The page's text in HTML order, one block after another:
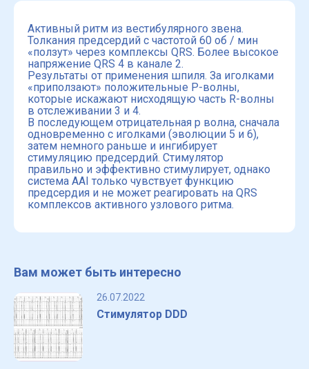
Активный ритм из вестибулярного звена.
Толкания предсердий с частотой 60 об / мин
«ползут» через комплексы QRS. Более высокое
напряжение QRS 4 в канале 2.
Результаты от применения шпиля. За иголками
«приползают» положительные P-волны,
которые искажают нисходящую часть R-волны
в отслеживании 3 и 4.
В последующем отрицательная p волна, сначала
одновременно с иголками (эволюции 5 и 6),
затем немного раньше и ингибирует
стимуляцию предсердий. Стимулятор
правильно и эффективно стимулирует, однако
система AAI только чувствует функцию
предсердия и не может реагировать на QRS
комплексов активного узлового ритма.
Вам может быть интересно
26.07.2022
Стимулятор DDD